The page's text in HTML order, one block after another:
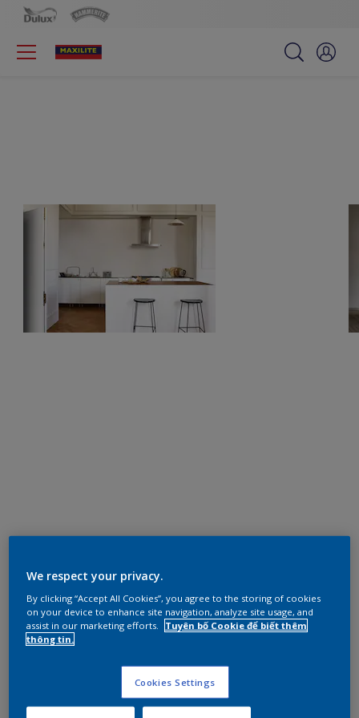
We respect your privacy.
By clicking “Accept All Cookies”, you agree to the storing of cookies
on your device to enhance site navigation, analyze site usage, and
assist in our marketing efforts.
Tuyên bố Cookie để biết thêm
thông tin.
Cookies Settings